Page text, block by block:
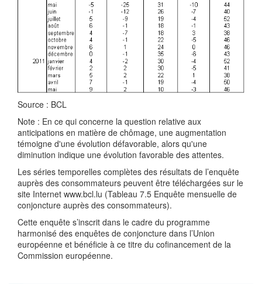
Source : BCL
Note : En ce qui concerne la question relative aux
anticipations en matière de chômage, une augmentation
témoigne d'une évolution défavorable, alors qu'une
diminution indique une évolution favorable des attentes.
Les séries temporelles complètes des résultats de l’enquête
auprès des consommateurs peuvent être téléchargées sur le
site Internet www.bcl.lu (Tableau 7.5 Enquête mensuelle de
conjoncture auprès des consommateurs).
Cette enquête s’inscrit dans le cadre du programme
harmonisé des enquêtes de conjoncture dans l’Union
européenne et bénéficie à ce titre du cofinancement de la
Commission européenne.